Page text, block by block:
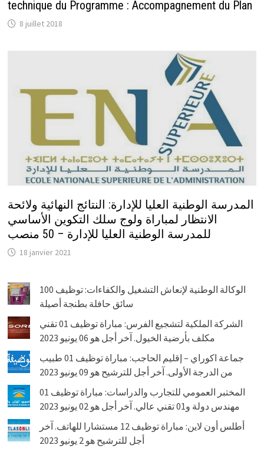
technique du Programme : Accompagnement du Plan
8 juillet 2018
المدرسة الوطنية العليا للإدارة: النتائج النهائية ولائحة
الانتظار لمباراة ولوج سلك التكوين الأساسي
للمدرسة الوطنية العليا للإدارة – 50 منصب
18 janvier 2021
الوكالة الوطنية لإنعاش التشغيل والكفاءات: توظيف 100
سائق حافلة بطنجة أصيلة
الشركة الملكية لتشجيع الفرس: مباراة توظيف 01 تقني
مكلف بأرضية الخيول. آخر أجل هو 06 يونيو 2023
جماعة اكوراي – إقليم الحاجب: مباراة توظيف 01 طبيب
من الدرجة الأولى. آخر أجل للترشيح هو 09 يونيو 2023
المختبر العمومي للتجارب والدراسات: مباراة توظيف 01
مهندس دولة و01 تقني عالي. آخر أجل هو 02 يونيو 2023
أطلس أون لاين: مباراة توظيف 12 مستشارا للهاتف. آخر
أجل للترشيح هو 2 يونيو 2023